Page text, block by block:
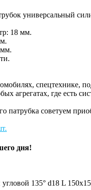
универсальный
18 мм.
спецтехнике,
агрегатах, где есть
патрубка советуем
дня!
135° d18 L